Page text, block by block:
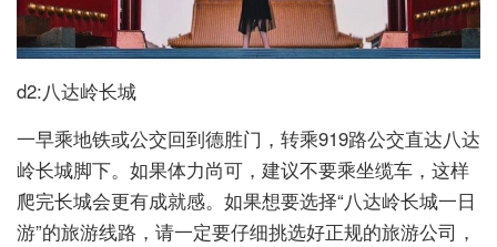
d2:八达岭长城
一早乘地铁或公交回到德胜门，转乘919路公交直达八达
岭长城脚下。如果体力尚可，建议不要乘坐缆车，这样
爬完长城会更有成就感。如果想要选择“八达岭长城一日
游”的旅游线路，请一定要仔细挑选好正规的旅游公司，